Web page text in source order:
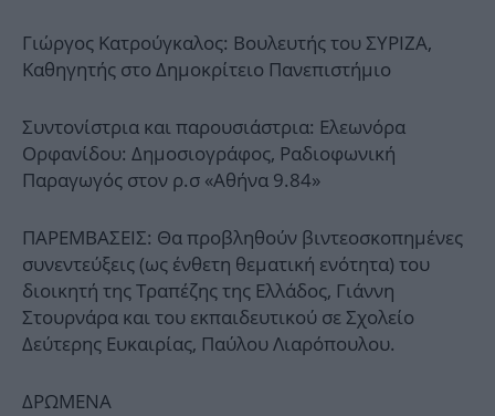
Γιώργος Κατρούγκαλος: Βουλευτής του ΣΥΡΙΖΑ,
Καθηγητής στο Δημοκρίτειο Πανεπιστήμιο
Συντονίστρια και παρουσιάστρια: Ελεωνόρα
Ορφανίδου: Δημοσιογράφος, Ραδιοφωνική
Παραγωγός στον ρ.σ «Αθήνα 9.84»
ΠΑΡΕΜΒΑΣΕΙΣ: Θα προβληθούν βιντεοσκοπημένες
συνεντεύξεις (ως ένθετη θεματική ενότητα) του
διοικητή της Τραπέζης της Ελλάδος, Γιάννη
Στουρνάρα και του εκπαιδευτικού σε Σχολείο
Δεύτερης Ευκαιρίας, Παύλου Λιαρόπουλου.
ΔΡΩΜΕΝΑ